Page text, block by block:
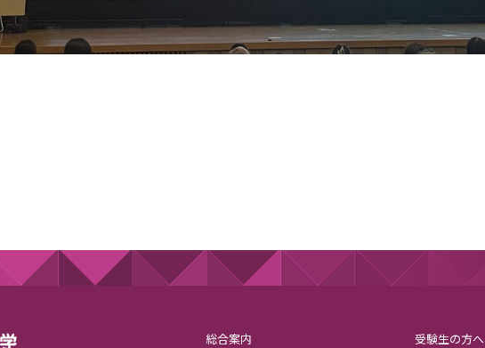
総合案内 受験生の方へ